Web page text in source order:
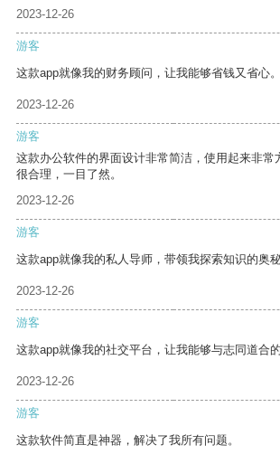
2023-12-26
游客
这款app就像我的财务顾问，让我能够省钱又省心。
2023-12-26
游客
这款办公软件的界面设计非常简洁，使用起来非常
很合理，一目了然。
2023-12-26
游客
这款app就像我的私人导师，带领我探索知识的奥秘
2023-12-26
游客
这款app就像我的社交平台，让我能够与志同道合
2023-12-26
游客
这款软件简直是神器，解决了我所有问题。